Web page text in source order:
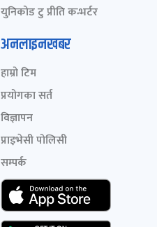
युनिकोड टु प्रीति कन्भर्टर
अनलाइनखबर
हाम्रो टिम
प्रयोगका सर्त
विज्ञापन
प्राइभेसी पोलिसी
सम्पर्क